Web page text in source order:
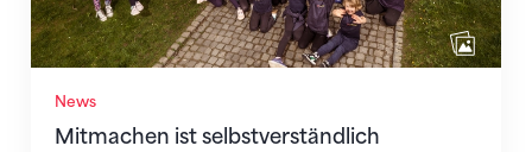
News
Mitmachen ist selbstverständlich